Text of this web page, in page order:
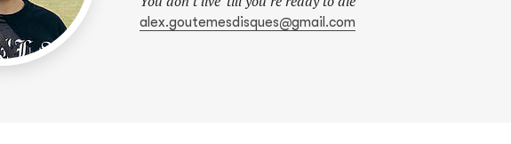
alex.goutemesdisques gmail.com